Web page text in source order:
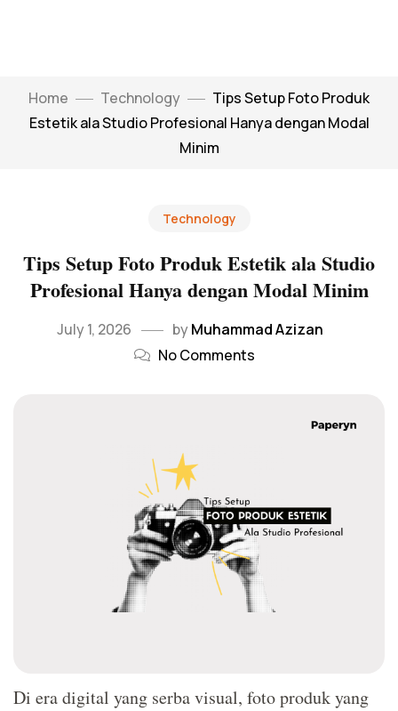
Home Technology
Tips Setup Foto Produk
Estetik ala Studio Profesional Hanya dengan Modal
Minim
Technology
Tips Setup Foto Produk Estetik ala Studio
Profesional Hanya dengan Modal Minim
July 1, 2026 byMuhammad Azizan
No Comments
Di era digital yang serba visual, foto produk yang